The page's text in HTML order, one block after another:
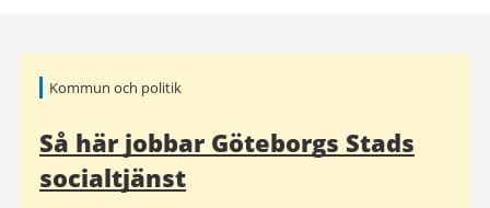
Relaterad
Kommun och politik
Så här jobbar Göteborgs Stads
socialtjänst